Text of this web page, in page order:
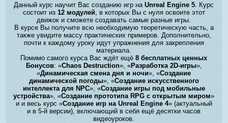
Данный курс научит Вас созданию игр наUnreal Engine 5 . Курс
состоит из 12 модулей, в которых Вы с нуля освоите этот
движок и сможете создавать самые разные игры.
В курсе Вы получите всю необходимую теоретическую часть, а
также увидите массу практических примеров. Дополнительно,
почти к каждому уроку идут упражнения для закрепления
материала.
Помимо самого курса Вас ждёт ещё8 бесплатных ценных
Бонусов: «Chaos Destruction», «Разработка 2D-игры»,
«Динамическая смена дня и ночи», «Создание
динамической погоды», «Создание искусственного
интеллекта для NPC», «Создание игры под мобильные
устройства», «Создание прототипа RPG с открытым миром»
и и весь курс «Создание игр на Unreal Engine 4» (актуальный
и в 5-й версии), включающий в себя ещё десятки часов
видеоуроков.